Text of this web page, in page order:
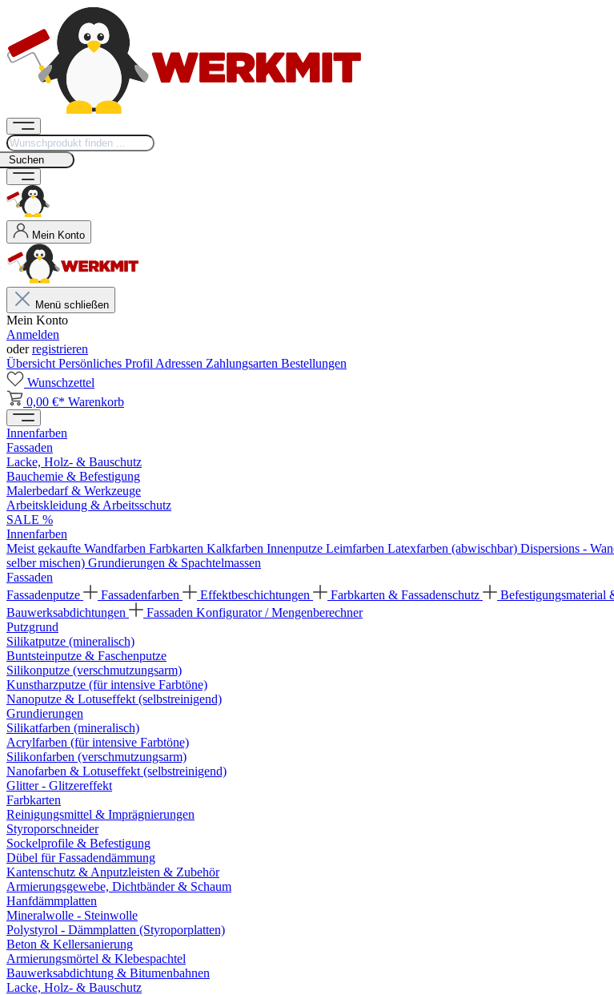
Suchen
Mein Konto
Menü schließen
Mein Konto
Anmelden
oderregistrieren
Übersicht Persönliches Profil Adressen Zahlungsarten Bestellungen
Wunschzettel
0,00 €* Warenkorb
Innenfarben
Fassaden
Lacke, Holz- & Bauschutz
Bauchemie & Befestigung
Malerbedarf & Werkzeuge
Arbeitskleidung & Arbeitsschutz
SALE %
Innenfarben
Meist gekaufte Wandfarben Farbkarten Kalkfarben Innenputze Leimfarben Latexfarben (abwischbar) Dispersions -
selber mischen) Grundierungen & Spachtelmassen
Fassaden
Fassadenputze
Fassadenfarben Effektbeschichtungen Farbkarten & Fassadenschutz Befestigungsmaterial
Bauwerksabdichtungen
Fassaden Konfigurator / Mengenberechner
Putzgrund
Silikatputze (mineralisch)
Buntsteinputze & Faschenputze
Silikonputze (verschmutzungsarm)
Kunstharzputze (für intensive Farbtöne)
Nanoputze & Lotuseffekt (selbstreinigend)
Grundierungen
Silikatfarben (mineralisch)
Acrylfarben (für intensive Farbtöne)
Silikonfarben (verschmutzungsarm)
Nanofarben & Lotuseffekt (selbstreinigend)
Glitter - Glitzereffekt
Farbkarten
Reinigungsmittel & Imprägnierungen
Styroporschneider
Sockelprofile & Befestigung
Dübel für Fassadendämmung
Kantenschutz & Anputzleisten & Zubehör
Armierungsgewebe, Dichtbänder & Schaum
Hanfdämmplatten
Mineralwolle - Steinwolle
Polystyrol - Dämmplatten (Styroporplatten)
Beton & Kellersanierung
Armierungsmörtel & Klebespachtel
Bauwerksabdichtung & Bitumenbahnen
Lacke, Holz- & Bauschutz